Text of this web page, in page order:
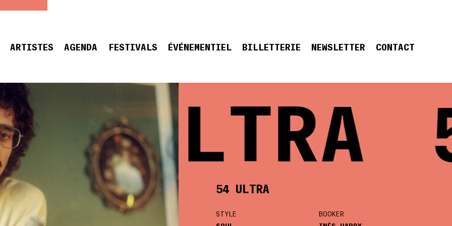
ARTISTES AGENDA FESTIVALS ÉVÉNEMENTIEL BILLETTERIE NEWSLETTER CONTACT
ULTRA
54 ULTRA
STYLE
BOOKER